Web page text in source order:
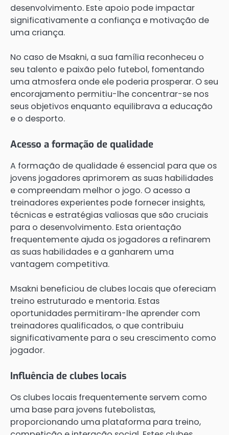
desenvolvimento. Este apoio pode impactar
significativamente a confiança e motivação de
uma criança.
No caso de Msakni, a sua família reconheceu o
seu talento e paixão pelo futebol, fomentando
uma atmosfera onde ele poderia prosperar. O seu
encorajamento permitiu-lhe concentrar-se nos
seus objetivos enquanto equilibrava a educação
e o desporto.
Acesso a formação de qualidade
A formação de qualidade é essencial para que os
jovens jogadores aprimorem as suas habilidades
e compreendam melhor o jogo. O acesso a
treinadores experientes pode fornecer insights,
técnicas e estratégias valiosas que são cruciais
para o desenvolvimento. Esta orientação
frequentemente ajuda os jogadores a refinarem
as suas habilidades e a ganharem uma
vantagem competitiva.
Msakni beneficiou de clubes locais que ofereciam
treino estruturado e mentoria. Estas
oportunidades permitiram-lhe aprender com
treinadores qualificados, o que contribuiu
significativamente para o seu crescimento como
jogador.
Influência de clubes locais
Os clubes locais frequentemente servem como
uma base para jovens futebolistas,
proporcionando uma plataforma para treino,